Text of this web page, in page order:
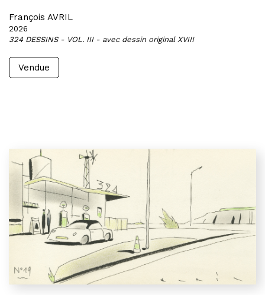
François AVRIL
2026
324 DESSINS - VOL. III - avec dessin original XVIII
Vendue